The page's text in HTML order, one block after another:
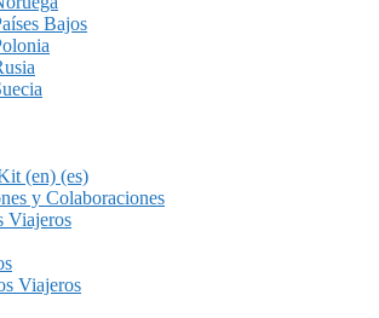
Bajos
(en) (es)
y Colaboraciones
Viajeros
Viajeros